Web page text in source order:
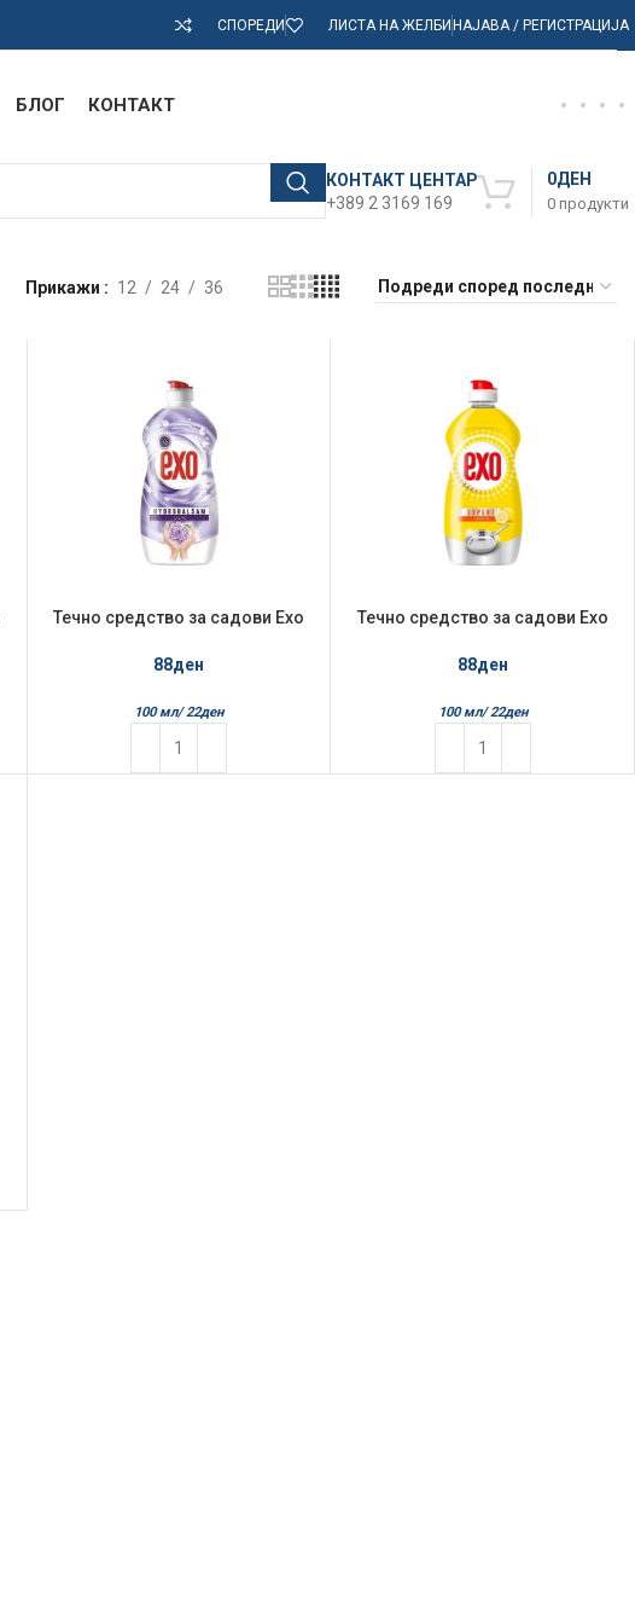
СПОРЕДИ ЛИСТА НА ЖЕЛБИНАЈАВА / РЕГИСТРАЦИЈА
БЛОГ КОНТАКТ
КОНТАКТ ЦЕНТАР
+389 2 3169 169
0 продукти
0ДЕН
Прикажи 12 24 36
Течно средство за садови Exo
88ден
100 мл/ 22ден
Течно средство за садови Exo
88ден
100 мл/ 22ден